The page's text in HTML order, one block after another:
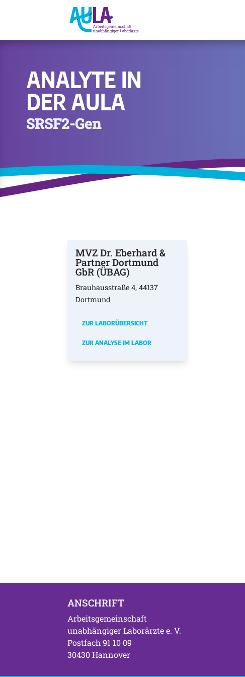
ANALYTE IN
DER AULA
SRSF2-Gen
MVZ Dr. Eberhard &
Partner Dortmund
GbR (ÜBAG)
Brauhausstraße 4, 44137
Dortmund
ZUR LABORÜBERSICHT
ZUR ANALYSE IM LABOR
ANSCHRIFT
Arbeitsgemeinschaft
unabhängiger Laborärzte e. V.
Postfach 91 10 09
30430 Hannover